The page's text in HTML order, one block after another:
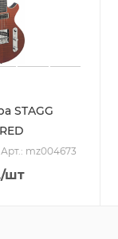
STAGG
Арт.: mz004673
/шт